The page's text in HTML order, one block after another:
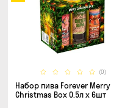
(0)
Набор пива Forever Merry
Christmas Box 0.5л x 6шт